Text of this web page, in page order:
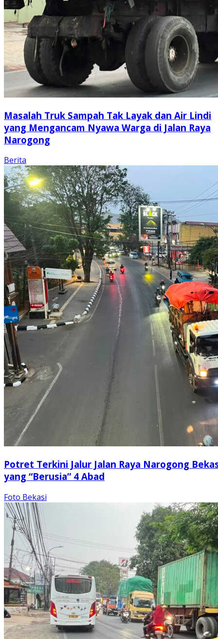
Masalah Truk Sampah Tak Layak dan Air Lindi
yang Mengancam Nyawa Warga di Jalan Raya
Narogong
Berita
Potret Terkini Jalur Jalan Raya Narogong
yang “Berusia” 4 Abad
Foto Bekasi